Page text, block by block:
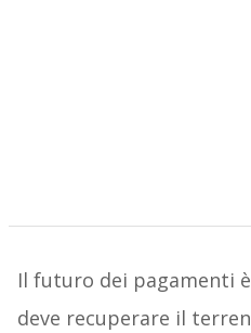
Il futuro dei pagamenti
deve recuperare il